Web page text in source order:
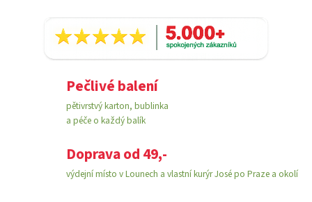
Pečlivé balení
pětivrstvý karton, bublinka
a péče o každý balík
Doprava od 49,-
výdejní místo v Lounech a vlastní kurýr José po Praze a okolí